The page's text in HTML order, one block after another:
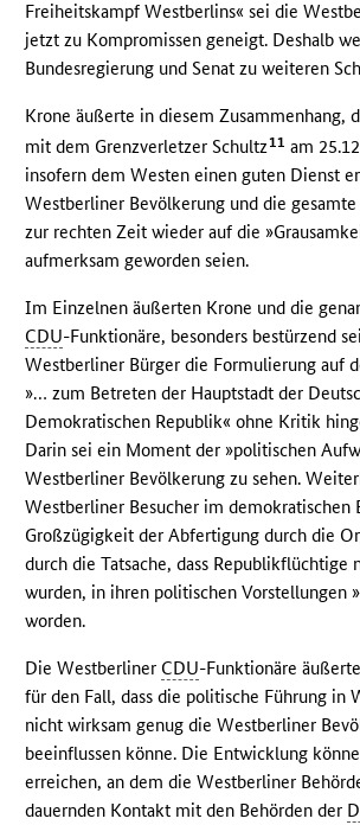
Freiheitskampf Westberlins« sei die
jetzt zu Kompromissen geneigt. Deshalb
Bundesregierung und Senat zu weiteren
Krone äußerte in diesem Zusammenhang,
mit dem Grenzverletzer Schultz11 am
insofern dem Westen einen guten Dienst
Westberliner Bevölkerung und die
zur rechten Zeit wieder auf die
aufmerksam geworden seien.
Im Einzelnen äußerten Krone und die
CDU-Funktionäre, besonders bestürzend
Westberliner Bürger die Formulierung auf
»… zum Betreten der Hauptstadt der
Demokratischen Republik« ohne Kritik
Darin sei ein Moment der »politischen
Westberliner Bevölkerung zu sehen.
Westberliner Besucher im demokratischen
Großzügigkeit der Abfertigung durch die
durch die Tatsache, dass Republikflüchtige
wurden, in ihren politischen Vorstellungen
worden.
Die Westberliner CDU-Funktionäre
für den Fall, dass die politische Führung in
nicht wirksam genug die Westberliner
beeinflussen könne. Die Entwicklung
erreichen, an dem die Westberliner
dauernden Kontakt mit den Behörden der